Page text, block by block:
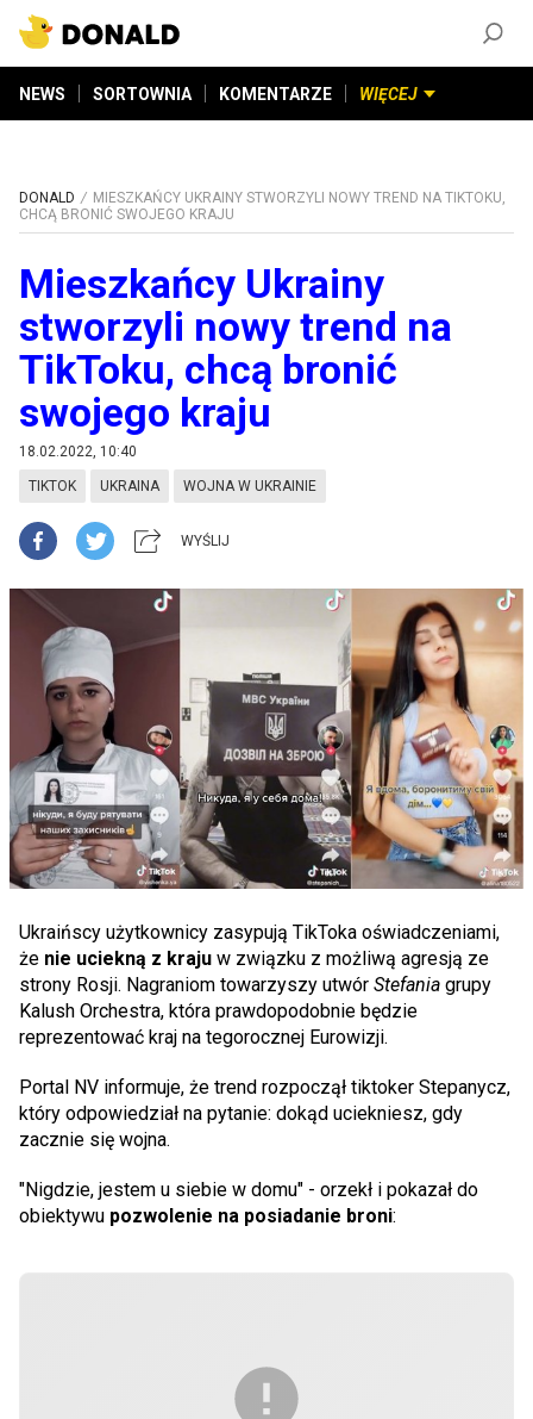
NEWS SORTOWNIA KOMENTARZE WIĘCEJ
DONALD
MIESZKAŃCY UKRAINY STWORZYLI NOWY TREND NA TIKTOKU,
CHCĄ BRONIĆ SWOJEGO KRAJU
Mieszkańcy Ukrainy
stworzyli nowy trend na
TikToku, chcą bronić
swojego kraju
18.02.2022, 10:40
TIKTOK UKRAINA WOJNA W UKRAINIE
WYŚLIJ
Ukraińscy użytkownicy zasypują TikToka oświadczeniami,
że nie uciekną z kraju w związku z możliwą agresją ze
strony Rosji. Nagraniom towarzyszy utwór Stefania grupy
Kalush Orchestra, która prawdopodobnie będzie
reprezentować kraj na tegorocznej Eurowizji.
Portal NV informuje, że trend rozpoczął tiktoker Stepanycz,
który odpowiedział na pytanie: dokąd uciekniesz, gdy
zacznie się wojna.
"Nigdzie, jestem u siebie w domu" - orzekł i pokazał do
obiektywu pozwolenie na posiadanie broni: